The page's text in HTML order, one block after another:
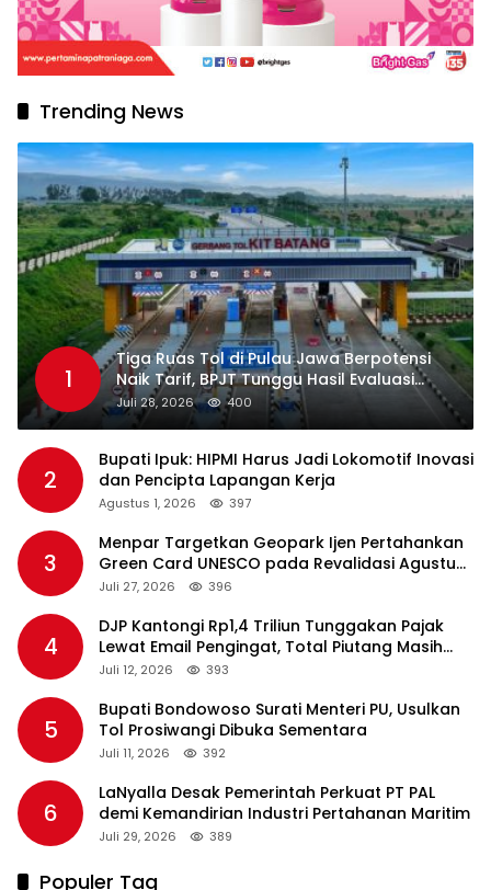
Trending News
1
Tiga Ruas Tol di Pulau Jawa Berpotensi
Naik Tarif, BPJT Tunggu Hasil Evaluasi
Standar Pelayanan
Juli 28, 2026 400
2
Bupati Ipuk: HIPMI Harus Jadi Lokomotif Inovasi
dan Pencipta Lapangan Kerja
Agustus 1, 2026 397
3
Menpar Targetkan Geopark Ijen Pertahankan
Green Card UNESCO pada Revalidasi Agustus
2026
Juli 27, 2026 396
4
DJP Kantongi Rp1,4 Triliun Tunggakan Pajak
Lewat Email Pengingat, Total Piutang Masih
Rp36 Triliun
Juli 12, 2026 393
5
Bupati Bondowoso Surati Menteri PU, Usulkan
Tol Prosiwangi Dibuka Sementara
Juli 11, 2026 392
6
LaNyalla Desak Pemerintah Perkuat PT PAL
demi Kemandirian Industri Pertahanan Maritim
Juli 29, 2026 389
Populer Tag